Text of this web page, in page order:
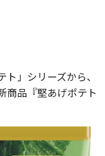
」シリーズから、
商品『堅あげポテト